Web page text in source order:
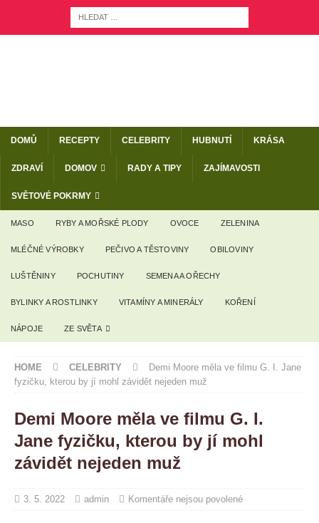
DOMŮ RECEPTY CELEBRITY HUBNUTÍ KRÁSA
ZDRAVÍ DOMOV RADY A TIPY ZAJÍMAVOSTI
SVĚTOVÉ POKRMY
MASO RYBY A MOŘSKÉ PLODY OVOCE ZELENINA
MLÉČNÉ VÝROBKY PEČIVO A TĚSTOVINY OBILOVINY
LUŠTĚNINY POCHUTINY SEMENA A OŘECHY
BYLINKY A ROSTLINKY VITAMÍNY A MINERÁLY KOŘENÍ
NÁPOJE ZE SVĚTA
HOME CELEBRITY
Demi Moore měla ve filmu G. I. Jane
fyzičku, kterou by jí mohl závidět nejeden muž
Demi Moore měla ve filmu G. I.
Jane fyzičku, kterou by jí mohl
závidět nejeden muž
3. 5. 2022 admin Komentáře nejsou povolené